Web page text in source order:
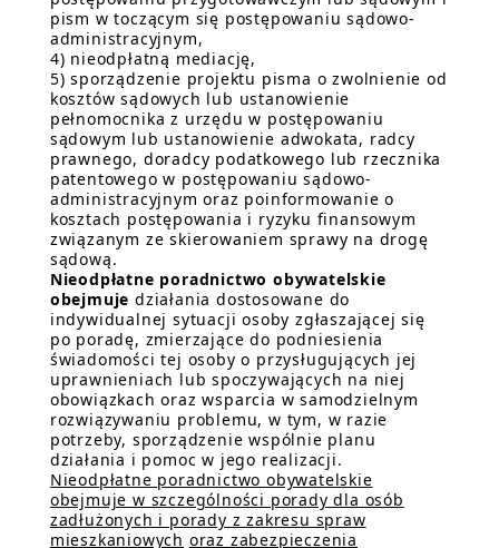
pism w toczącym się postępowaniu sądowo-
administracyjnym,
4) nieodpłatną mediację,
5) sporządzenie projektu pisma o zwolnienie od
kosztów sądowych lub ustanowienie
pełnomocnika z urzędu w postępowaniu
sądowym lub ustanowienie adwokata, radcy
prawnego, doradcy podatkowego lub rzecznika
patentowego w postępowaniu sądowo-
administracyjnym oraz poinformowanie o
kosztach postępowania i ryzyku finansowym
związanym ze skierowaniem sprawy na drogę
sądową.
Nieodpłatne poradnictwo obywatelskie
obejmuje działania dostosowane do
indywidualnej sytuacji osoby zgłaszającej się
po poradę, zmierzające do podniesienia
świadomości tej osoby o przysługujących jej
uprawnieniach lub spoczywających na niej
obowiązkach oraz wsparcia w samodzielnym
rozwiązywaniu problemu, w tym, w razie
potrzeby, sporządzenie wspólnie planu
działania i pomoc w jego realizacji.
Nieodpłatne poradnictwo obywatelskie
obejmuje w szczególności porady dla osób
zadłużonych i porady z zakresu spraw
mieszkaniowych oraz zabezpieczenia